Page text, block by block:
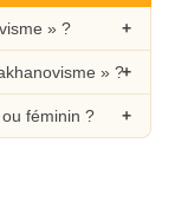
» ?
» ?
féminin ?